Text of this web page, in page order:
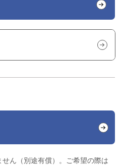
ん（別途有償）。ご希望の際は